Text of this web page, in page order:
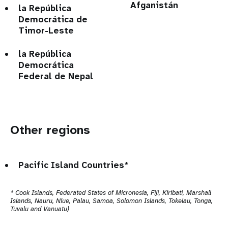
la República
Democrática de
Timor-Leste
la República
Democrática
Federal de Nepal
Afganistán
Other regions
Pacific Island Countries*
* Cook Islands, Federated States of Micronesia, Fiji, Kiribati, Marshall
Islands, Nauru, Niue, Palau, Samoa, Solomon Islands, Tokelau, Tonga,
Tuvalu and Vanuatu)